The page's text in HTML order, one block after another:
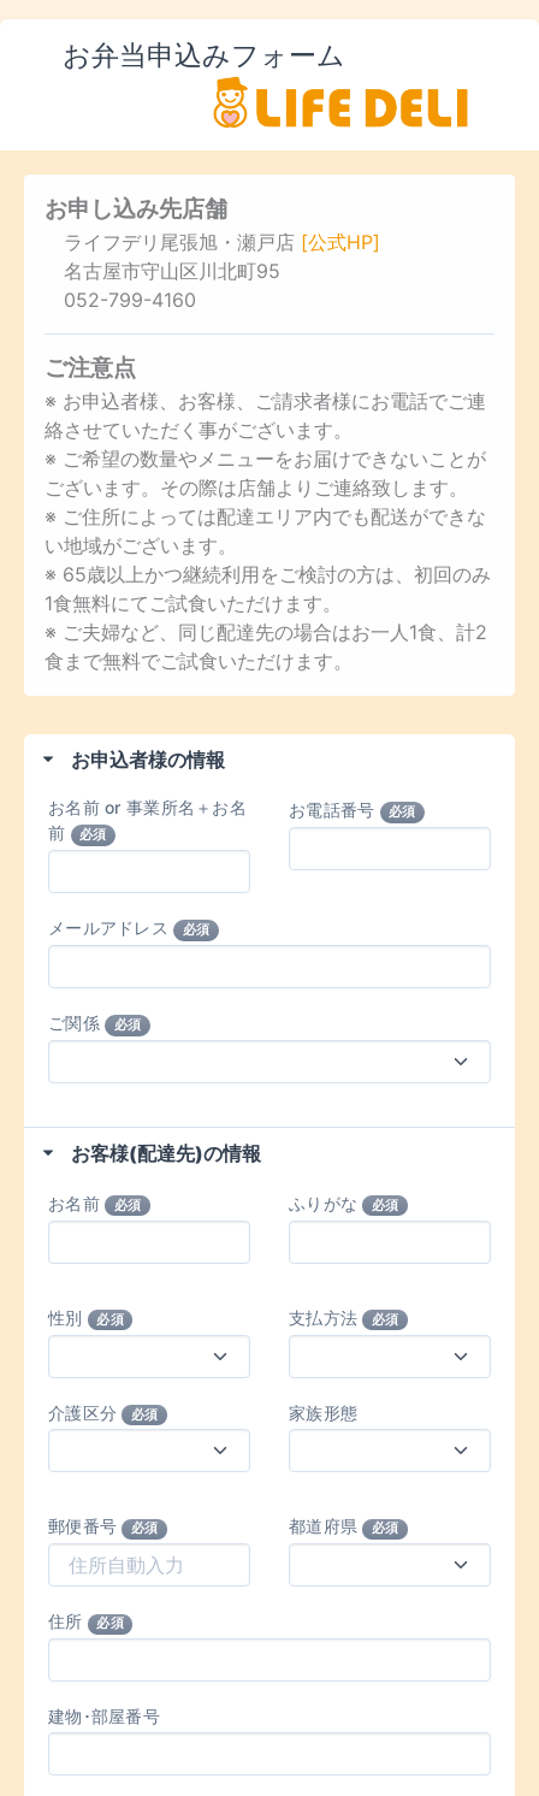
お弁当申込みフォーム
お申し込み先店舗
ライフデリ尾張旭・瀬戸店 [公式HP]
名古屋市守山区川北町95
052-799-4160
ご注意点
※ お申込者様、お客様、ご請求者様にお電話でご連
絡させていただく事がございます。
※ ご希望の数量やメニューをお届けできないことが
ございます。その際は店舗よりご連絡致します。
※ ご住所によっては配達エリア内でも配送ができな
い地域がございます。
※ 65歳以上かつ継続利用をご検討の方は、初回のみ
1食無料にてご試食いただけます。
※ ご夫婦など、同じ配達先の場合はお一人1食、計2
食まで無料でご試食いただけます。
お申込者様の情報
お名前 or 事業所名＋お名
前
必須
お電話番号 必須
メールアドレス 必須
ご関係 必須
お客様(配達先)の情報
お名前 必須 ふりがな 必須
性別 必須 支払方法 必須
介護区分 必須 家族形態
郵便番号 必須 都道府県 必須
住所 必須
建物･部屋番号